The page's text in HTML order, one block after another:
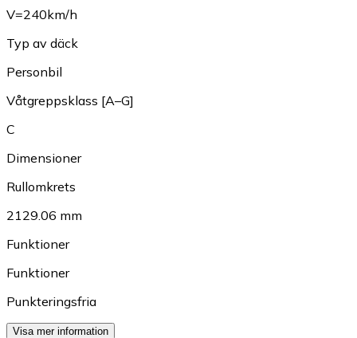
V=240km/h
Typ av däck
Personbil
Våtgreppsklass [A–G]
C
Dimensioner
Rullomkrets
2129.06 mm
Funktioner
Funktioner
Punkteringsfria
Visa mer information